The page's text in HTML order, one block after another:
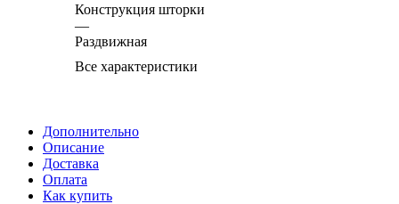
Конструкция шторки
—
Раздвижная
Все характеристики
Дополнительно
Описание
Доставка
Оплата
Как купить